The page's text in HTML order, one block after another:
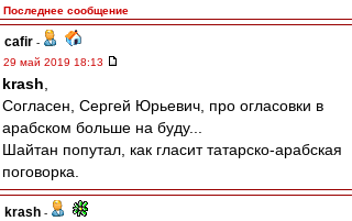
Последнее сообщение
cafir -
29 май 2019 18:13
krash
Согласен, Сергей Юрьевич, про огласовки в
арабском больше на буду...
Шайтан попутал, как гласит татарско-арабская
поговорка.
krash -